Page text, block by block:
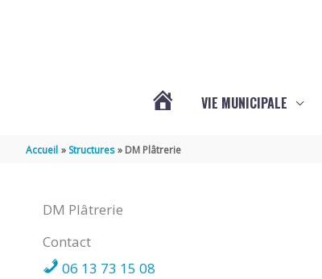
VIE MUNICIPALE
Accueil Structures DM Plâtrerie
DM Plâtrerie
Contact
06 13 73 15 08